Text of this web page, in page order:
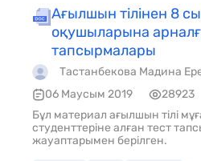
Ағылшын тілінен 8
оқушыларына
тапсырмалары
Тастанбекова Мадина
06 Маусым 2019
28923
Бұл материал ағылшын тілі
студенттеріне алған тест
жауаптарымен берілген.